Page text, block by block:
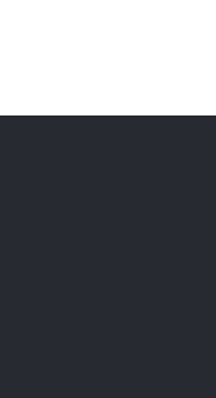
avec les